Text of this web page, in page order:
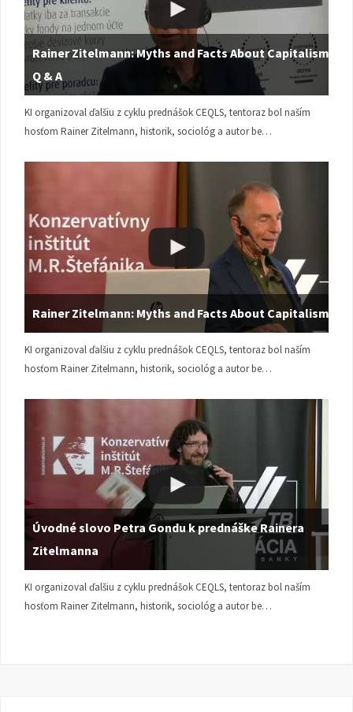
Rainer Zitelmann: Myths and Facts About Capitalism |
Q & A
KI organizoval ďalšiu z cyklu prednášok CEQLS, tentoraz bol naším
hosťom Rainer Zitelmann, historik, sociológ a autor be…
Rainer Zitelmann: Myths and Facts About Capitalism
KI organizoval ďalšiu z cyklu prednášok CEQLS, tentoraz bol naším
hosťom Rainer Zitelmann, historik, sociológ a autor be…
Úvodné slovo Petra Gondu k prednáške Rainera
Zitelmanna
KI organizoval ďalšiu z cyklu prednášok CEQLS, tentoraz bol naším
hosťom Rainer Zitelmann, historik, sociológ a autor be…